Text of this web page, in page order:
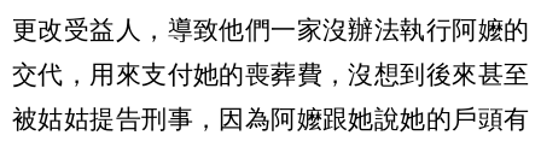
更改受益人，導致他們一家沒辦法執行阿嬤的
交代，用來支付她的喪葬費，沒想到後來甚至
被姑姑提告刑事，因為阿嬤跟她說她的戶頭有